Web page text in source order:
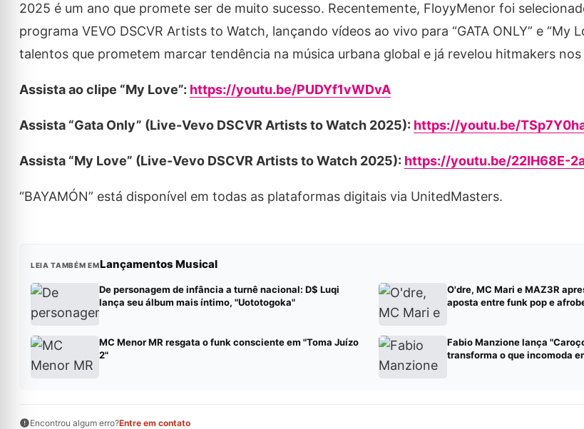
2025 é um ano que promete ser de muito sucesso. Recentemente, FloyyMenor foi
programa VEVO DSCVR Artists to Watch, lançando vídeos ao vivo para “GATA ONLY” e “My
talentos que prometem marcar tendência na música urbana global e já revelou hitmakers
Assista ao clipe “My Love”: https://youtu.be/PUDYf1vWDvA
Assista “Gata Only” (Live-Vevo DSCVR Artists to Watch 2025): https://youtu.be/
Assista “My Love” (Live-Vevo DSCVR Artists to Watch 2025): https://youtu.be/22IH68E-
“BAYAMÓN” está disponível em todas as plataformas digitais via UnitedMasters.
LEIA TAMBÉM EMLançamentos Musical
De personagem de infância a turnê nacional: D$ Luqi
lança seu álbum mais íntimo, "Uototogoka"
O'dre, MC Mari e MAZ3R
aposta entre funk pop e
MC Menor MR resgata o funk consciente em "Toma Juízo
2"
Fabio Manzione lança
transforma o que incomoda
Encontrou algum erro?Entre em contato